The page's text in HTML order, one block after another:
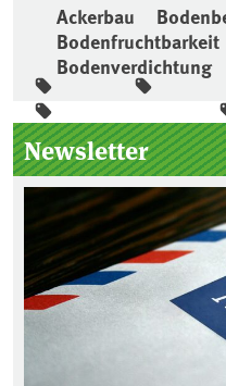
Ackerbau
Bodenfruchtbarkeit
Bodenverdichtung
Seitenleiste
Newsletter